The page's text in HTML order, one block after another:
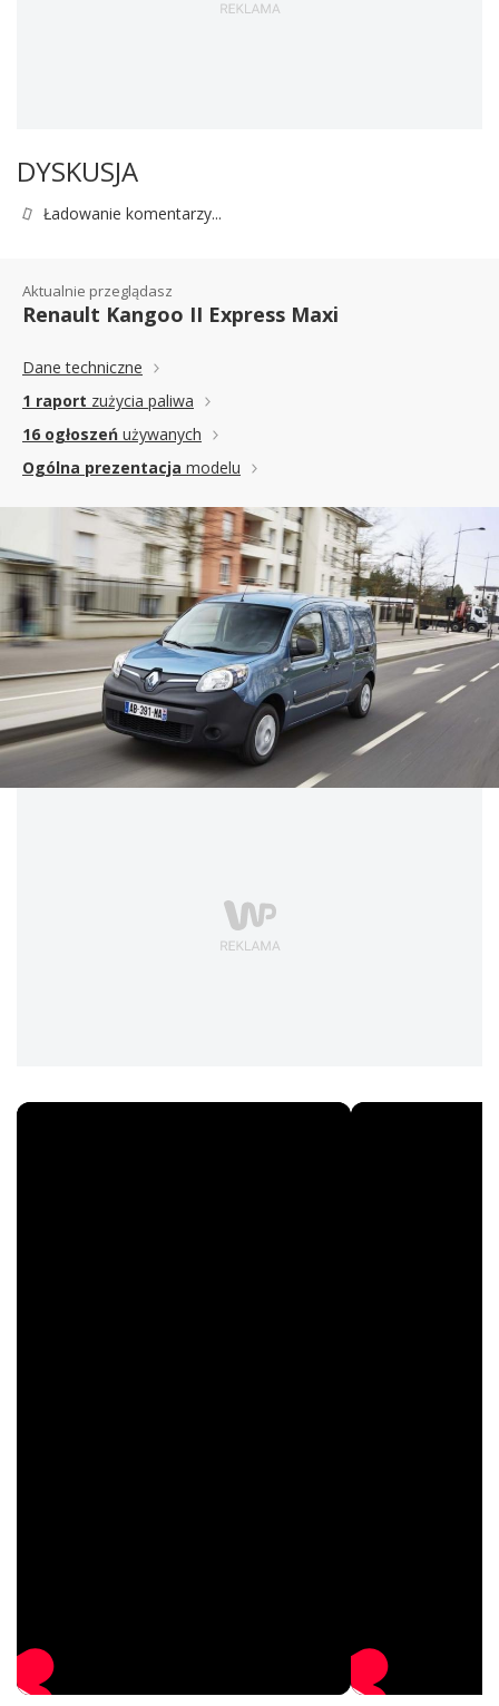
DYSKUSJA
Ładowanie komentarzy...
Aktualnie przeglądasz
Renault Kangoo II Express Maxi
Dane techniczne
1 raport zużycia paliwa
16 ogłoszeń używanych
Ogólna prezentacja modelu